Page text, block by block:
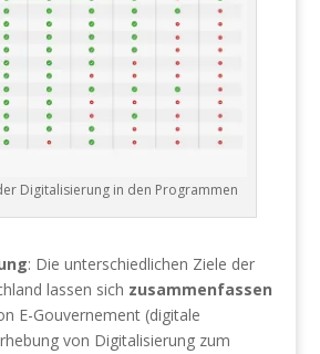
Digitalisierung in den Programmen
: Die unterschiedlichen Ziele der
lassen sich zusammenfassen
E-Gouvernement (digitale
von Digitalisierung zum